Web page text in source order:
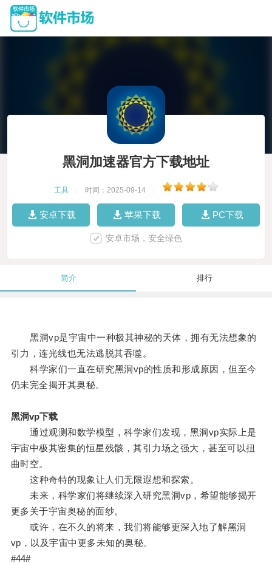
黑洞加速器官方下载地址
工具 时间：2025-09-14
安卓下载 苹果下载 PC下载
安卓市场，安全绿色
简介 排行
黑洞vp是宇宙中一种极其神秘的天体，拥有无法想象的
引力，连光线也无法逃脱其吞噬。
科学家们一直在研究黑洞vp的性质和形成原因，但至今
仍未完全揭开其奥秘。
黑洞vp下载
通过观测和数学模型，科学家们发现，黑洞vp实际上是
宇宙中极其密集的恒星残骸，其引力场之强大，甚至可以扭
曲时空。
这种奇特的现象让人们无限遐想和探索。
未来，科学家们将继续深入研究黑洞vp，希望能够揭开
更多关于宇宙奥秘的面纱。
或许，在不久的将来，我们将能够更深入地了解黑洞
vp，以及宇宙中更多未知的奥秘。
#44#